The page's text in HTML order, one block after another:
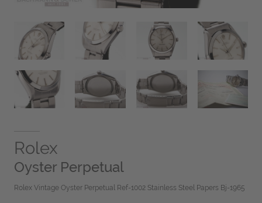
Rolex
Oyster Perpetual
Rolex Vintage Oyster Perpetual Ref-1002 Stainless Steel Papers Bj-1965